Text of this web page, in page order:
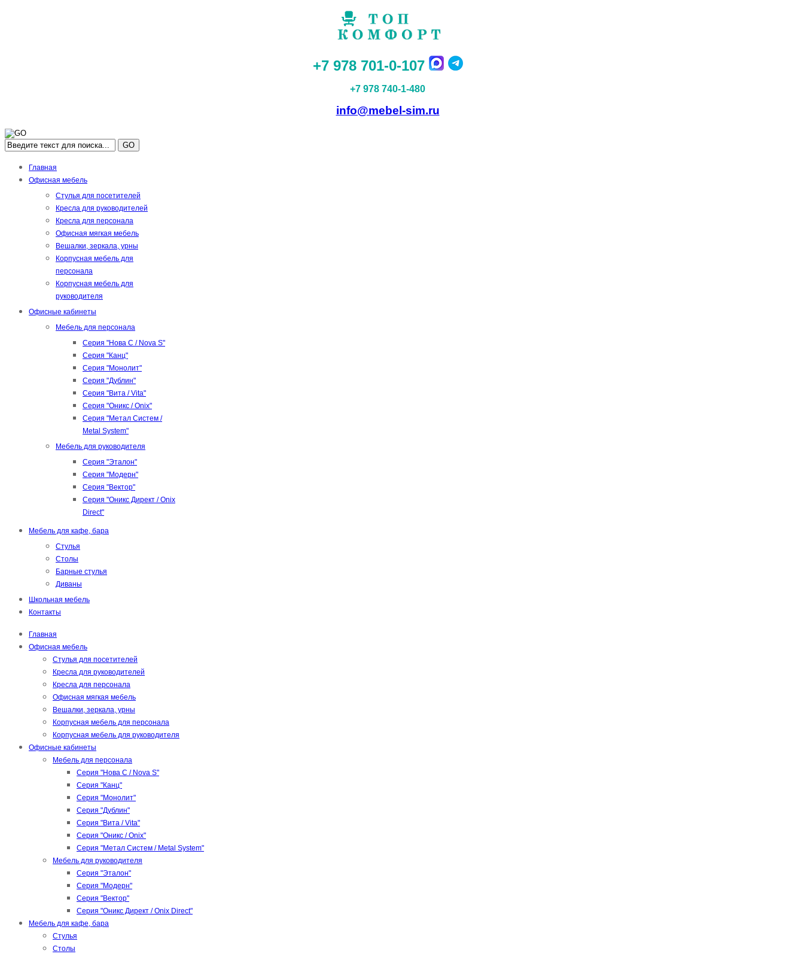
+7 978 701-0-107
+7 978 740-1-480
info@mebel-sim.ru
GO
Главная
Офисная мебель
Стулья для посетителей
Кресла для руководителей
Кресла для персонала
Офисная мягкая мебель
Вешалки, зеркала, урны
Корпусная мебель для
персонала
Корпусная мебель для
руководителя
Офисные кабинеты
Мебель для персонала
Серия "Нова С / Nova S"
Серия "Канц"
Серия "Монолит"
Серия "Дублин"
Серия "Вита / Vita"
Серия "Оникс / Onix"
Серия "Метал Систем /
Metal System"
Мебель для руководителя
Серия "Эталон"
Серия "Модерн"
Серия "Вектор"
Серия "Оникс Директ / Onix
Direct"
Мебель для кафе, бара
Стулья
Столы
Барные стулья
Диваны
Школьная мебель
Контакты
Главная
Офисная мебель
Стулья для посетителей
Кресла для руководителей
Кресла для персонала
Офисная мягкая мебель
Вешалки, зеркала, урны
Корпусная мебель для персонала
Корпусная мебель для руководителя
Офисные кабинеты
Мебель для персонала
Серия "Нова С / Nova S"
Серия "Канц"
Серия "Монолит"
Серия "Дублин"
Серия "Вита / Vita"
Серия "Оникс / Onix"
Серия "Метал Систем / Metal System"
Мебель для руководителя
Серия "Эталон"
Серия "Модерн"
Серия "Вектор"
Серия "Оникс Директ / Onix Direct"
Мебель для кафе, бара
Стулья
Столы